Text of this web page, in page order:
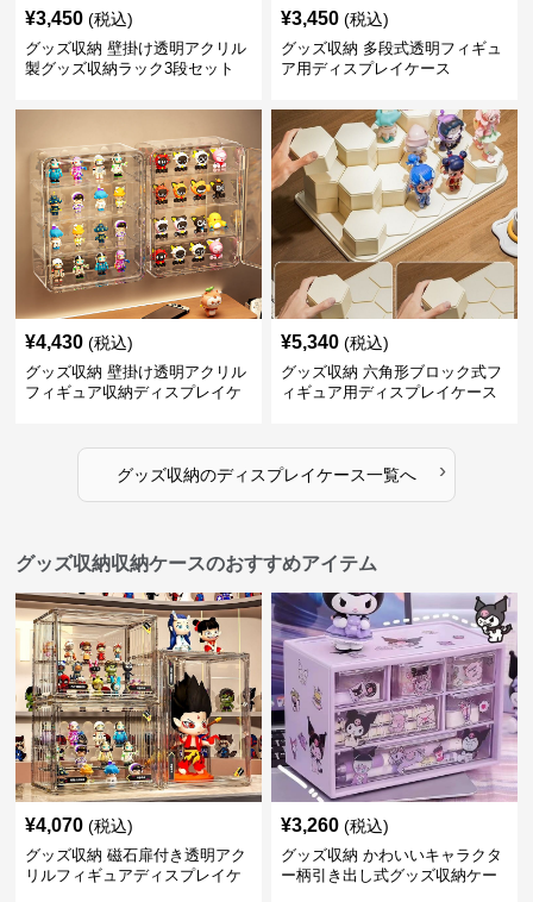
¥3,450 (税込)
グッズ収納 壁掛け透明アクリル
製グッズ収納ラック3段セット
¥3,450 (税込)
グッズ収納 多段式透明フィギュ
ア用ディスプレイケース
¥4,430 (税込)
グッズ収納 壁掛け透明アクリル
フィギュア収納ディスプレイケ
¥5,340 (税込)
グッズ収納 六角形ブロック式フ
ィギュア用ディスプレイケース
グッズ収納のディスプレイケース一覧へ ›
グッズ収納収納ケースのおすすめアイテム
¥4,070 (税込)
グッズ収納 磁石扉付き透明アク
リルフィギュアディスプレイケ
¥3,260 (税込)
グッズ収納 かわいいキャラクタ
ー柄引き出し式グッズ収納ケー